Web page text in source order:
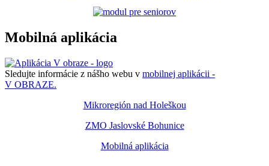
Mobilná aplikácia
Sledujte informácie z nášho webu v mobilnej aplikácii -
V OBRAZE.
Mikroregión nad Holeškou
ZMO Jaslovské Bohunice
Mobilná aplikácia